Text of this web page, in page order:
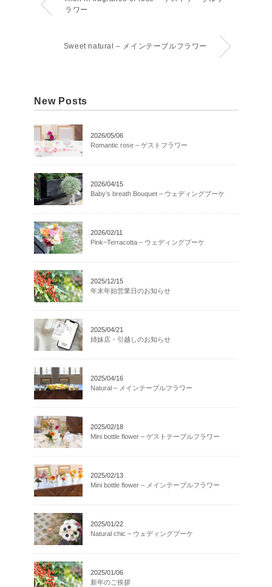
ラワー
Sweet natural – メインテーブルフラワー
New Posts
2026/05/06
Romantic rose – ゲストフラワー
2026/04/15
Baby’s breath Bouquet – ウェディングブーケ
2026/02/11
Pink~Terracotta – ウェディングブーケ
2025/12/15
年末年始営業日のお知らせ
2025/04/21
姉妹店・引越しのお知らせ
2025/04/16
Natural – メインテーブルフラワー
2025/02/18
Mini bottle flower – ゲストテーブルフラワー
2025/02/13
Mini bottle flower – メインテーブルフラワー
2025/01/22
Natural chic – ウェディングブーケ
2025/01/06
新年のご挨拶